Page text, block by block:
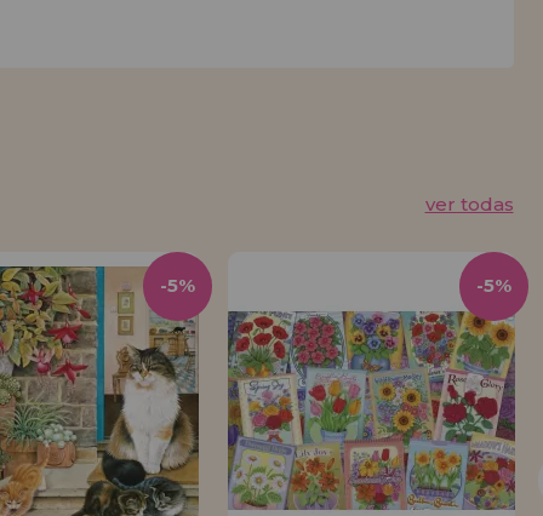
ver todas
-5% -5%